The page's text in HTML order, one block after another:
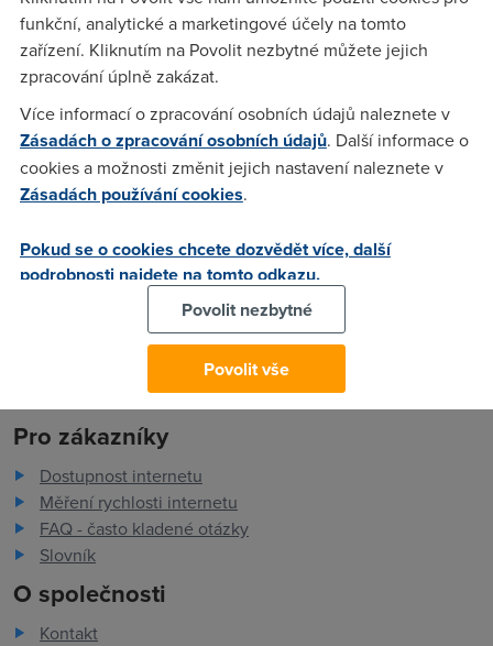
sluzba realne, mate s tim nekdo zkusenosti???
Tandy
(12.10.2005 06:04:06)
Mam od CT 1Mbit a prumerna rychlost se pohybuje vzdy
okolo 800 az 850 kbit.
to máš pravdu než aplkují PUF
Pro zákazníky
Dostupnost internetu
Měření rychlosti internetu
FAQ - často kladené otázky
Slovník
O společnosti
Kontakt
funkční, analytické a marketingové účely na tomto
zařízení. Kliknutím na Povolit nezbytné můžete jejich
zpracování úplně zakázat.
Více informací o zpracování osobních údajů naleznete v
Zásadách o zpracování osobních údajů. Další informace o
cookies a možnosti změnit jejich nastavení naleznete v
Zásadách používání cookies.
Pokud se o cookies chcete dozvědět více, další
podrobnosti najdete na tomto odkazu.
Povolit nezbytné
Povolit vše